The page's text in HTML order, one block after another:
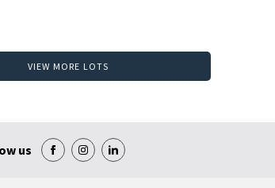
VIEW MORE LOTS
us